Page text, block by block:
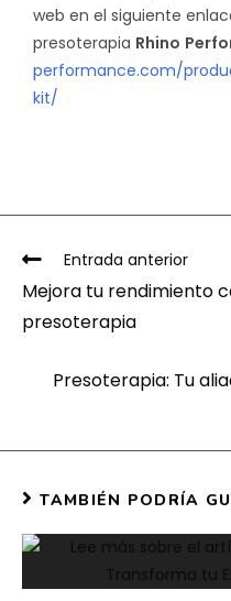
web en el siguiente
presoterapia Rhino
performance.com/
kit/
Entrada anterior
Mejora tu rendimiento
presoterapia
Presoterapia: Tu
TAMBIÉN PODRÍA